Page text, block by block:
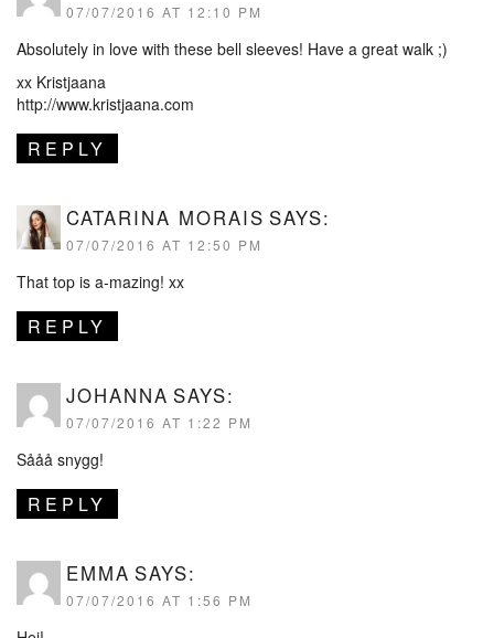
07/07/2016 AT 12:10 PM
Absolutely in love with these bell sleeves! Have a great walk ;)
xx Kristjaana
http://www.kristjaana.com
REPLY
CATARINA MORAIS SAYS:
07/07/2016 AT 12:50 PM
That top is a-mazing! xx
REPLY
JOHANNA SAYS:
07/07/2016 AT 1:22 PM
Sååå snygg!
REPLY
EMMA SAYS:
07/07/2016 AT 1:56 PM